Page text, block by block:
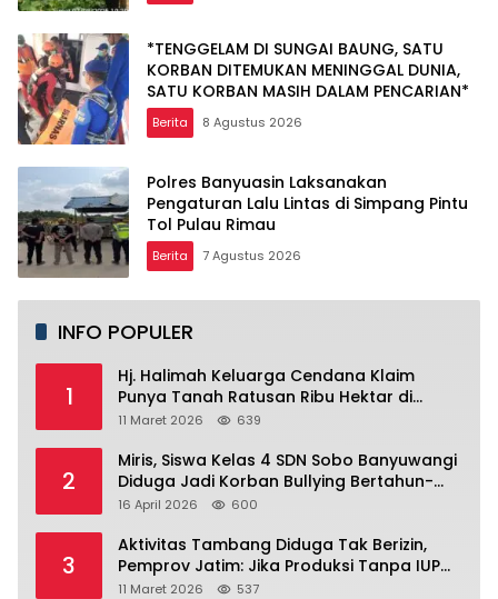
*TENGGELAM DI SUNGAI BAUNG, SATU
KORBAN DITEMUKAN MENINGGAL DUNIA,
SATU KORBAN MASIH DALAM PENCARIAN*
Berita 8 Agustus 2026
Polres Banyuasin Laksanakan
Pengaturan Lalu Lintas di Simpang Pintu
Tol Pulau Rimau
Berita 7 Agustus 2026
INFO POPULER
1
Hj. Halimah Keluarga Cendana Klaim
Punya Tanah Ratusan Ribu Hektar di
Banyuwangi.
11 Maret 2026 639
2
Miris, Siswa Kelas 4 SDN Sobo Banyuwangi
Diduga Jadi Korban Bullying Bertahun-
tahun, Terjadi di Depan Masjid Perumahan
16 April 2026 600
3
Aktivitas Tambang Diduga Tak Berizin,
Pemprov Jatim: Jika Produksi Tanpa IUP
Itu Pelanggaran Hukum
11 Maret 2026 537